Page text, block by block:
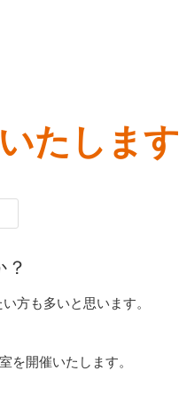
たします
方も多いと思います。
を開催いたします。